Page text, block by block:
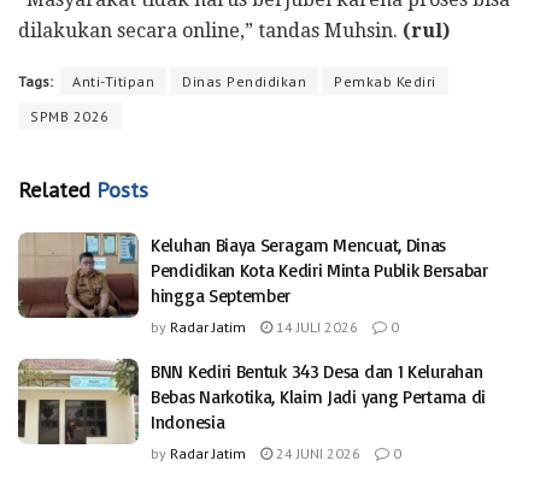
dilakukan secara online,” tandas Muhsin. (rul)
Tags: Anti-Titipan Dinas Pendidikan
Pemkab Kediri
SPMB 2026
Related Posts
Keluhan Biaya Seragam Mencuat, Dinas
Pendidikan Kota Kediri Minta Publik Bersabar
hingga September
by Radar Jatim 14 JULI 2026 0
BNN Kediri Bentuk 343 Desa dan 1 Kelurahan
Bebas Narkotika, Klaim Jadi yang Pertama di
Indonesia
by Radar Jatim 24 JUNI 2026 0